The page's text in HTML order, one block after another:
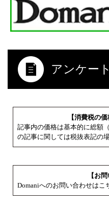
アンケート
【消費税の
記事内の価格は基本的に総額
の記事に関しては税抜表記の
【お
Domaniへのお問い合わせはこ